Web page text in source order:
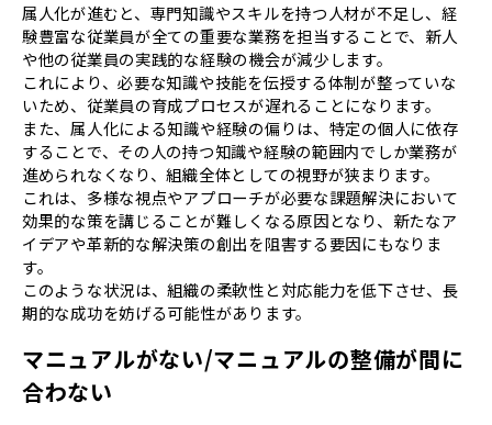
属人化が進むと、専門知識やスキルを持つ人材が不足し、経
験豊富な従業員が全ての重要な業務を担当することで、新人
や他の従業員の実践的な経験の機会が減少します。
これにより、必要な知識や技能を伝授する体制が整っていな
いため、従業員の育成プロセスが遅れることになります。
また、属人化による知識や経験の偏りは、特定の個人に依存
することで、その人の持つ知識や経験の範囲内でしか業務が
進められなくなり、組織全体としての視野が狭まります。
これは、多様な視点やアプローチが必要な課題解決において
効果的な策を講じることが難しくなる原因となり、新たなア
イデアや革新的な解決策の創出を阻害する要因にもなりま
す。
このような状況は、組織の柔軟性と対応能力を低下させ、長
期的な成功を妨げる可能性があります。
マニュアルがない/マニュアルの整備が間に
合わない